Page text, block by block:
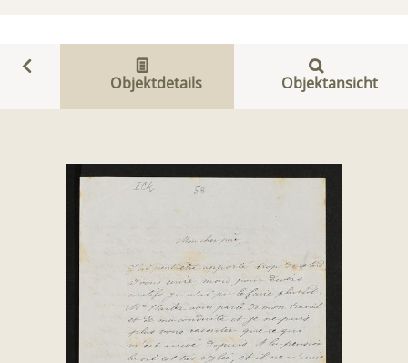
Objektdetails Objektansicht